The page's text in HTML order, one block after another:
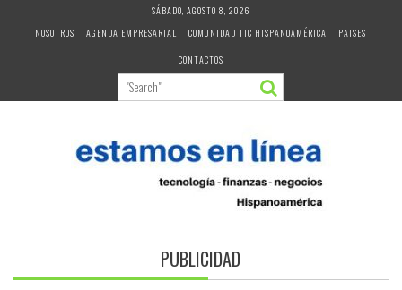
SÁBADO, AGOSTO 8, 2026
NOSOTROS
AGENDA EMPRESARIAL COMUNIDAD TIC HISPANOAMÉRICA
PAISES
CONTACTOS
PUBLICIDAD